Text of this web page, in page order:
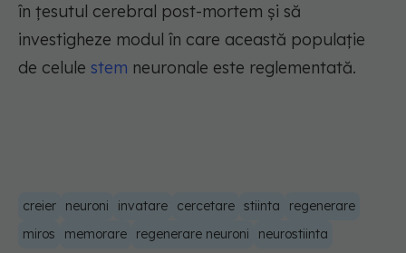
în țesutul cerebral post-mortem și să
investigheze modul în care această populație
de celule stem neuronale este reglementată.
creier neuroni invatare cercetare stiinta
regenerare
miros
memorare regenerare neuroni neurostiinta